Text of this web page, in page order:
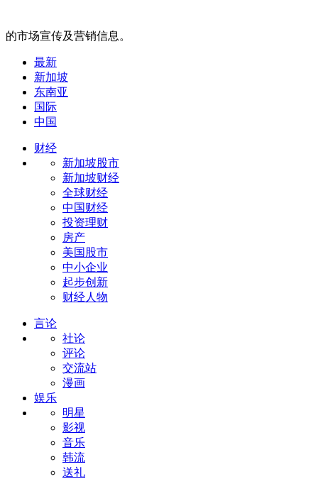
的市场宣传及营销信息。
最新
新加坡
东南亚
国际
中国
财经
新加坡股市
新加坡财经
全球财经
中国财经
投资理财
房产
美国股市
中小企业
起步创新
财经人物
言论
社论
评论
交流站
漫画
娱乐
明星
影视
音乐
韩流
送礼